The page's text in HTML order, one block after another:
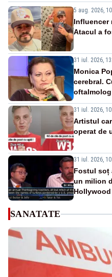
5 aug. 2026,
Influencer
Atacul a
31 iul. 2026,
Monica
cerebral.
oftalmolog
31 iul. 2026,
Artistul
operat de
31 iul. 2026,
Fostul soț
un milion
SANATATE